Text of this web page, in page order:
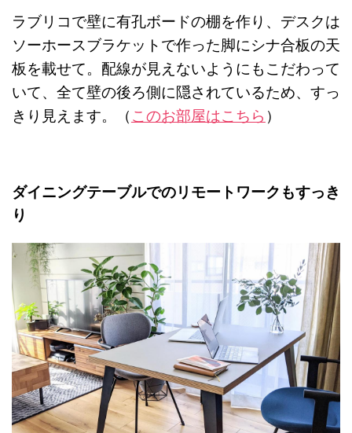
ラブリコで壁に有孔ボードの棚を作り、デスクは
ソーホースブラケットで作った脚にシナ合板の天
板を載せて。配線が見えないようにもこだわって
いて、全て壁の後ろ側に隠されているため、すっ
きり見えます。（このお部屋はこちら）
ダイニングテーブルでのリモートワークもすっき
り